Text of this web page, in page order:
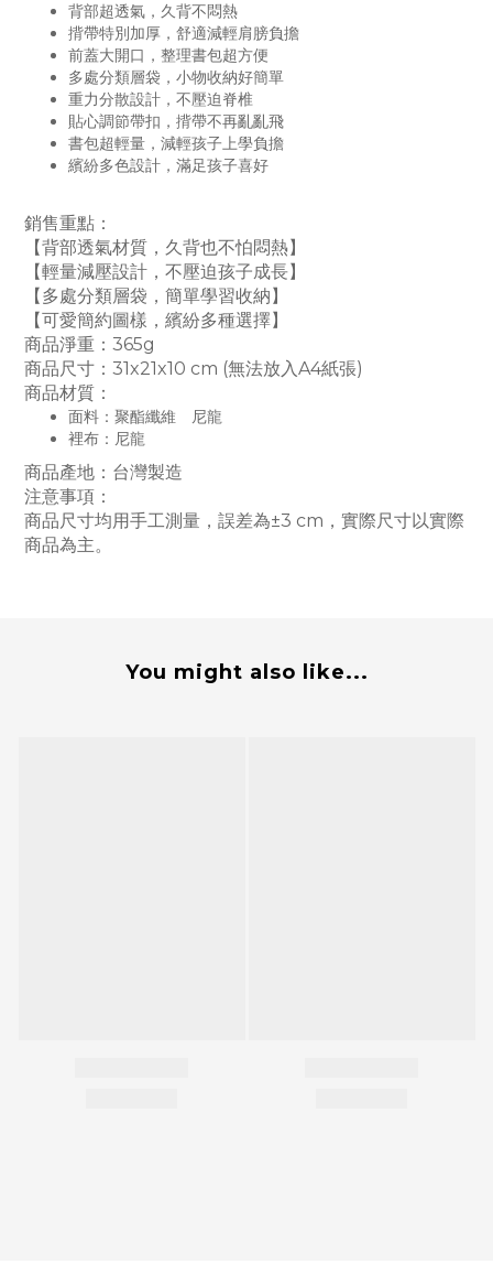
背部超透氣，久背不悶熱
揹帶特別加厚，舒適減輕肩膀負擔
前蓋大開口，整理書包超方便
多處分類層袋，小物收納好簡單
重力分散設計，不壓迫脊椎
貼心調節帶扣，揹帶不再亂亂飛
書包超輕量，減輕孩子上學負擔
繽紛多色設計，滿足孩子喜好
銷售重點：
【背部透氣材質，久背也不怕悶熱】
【輕量減壓設計，不壓迫孩子成長】
【多處分類層袋，簡單學習收納】
【可愛簡約圖樣，繽紛多種選擇】
商品淨重：365g
商品尺寸：31x21x10 cm (無法放入A4紙張)
商品材質：
面料：聚酯纖維 尼龍
裡布：尼龍
商品產地：台灣製造
注意事項：
商品尺寸均用手工測量，誤差為±3 cm，實際尺寸以實際
商品為主。
You might also like...